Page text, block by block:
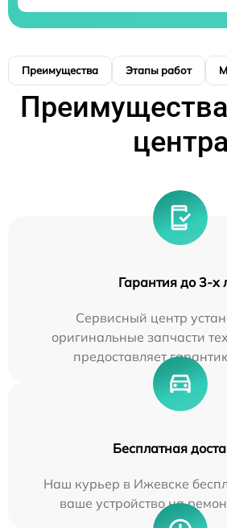
Преимущества Этапы работ
центра
Гарантия до 3-х
Сервисный центр
оригинальные запчасти
предоставляет
Бесплатная
Наш курьер в Ижевске
ваше устройство на